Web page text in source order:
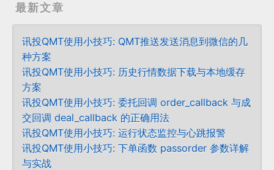
最新文章
讯投QMT使用小技巧: QMT推送发送消息到微信的几
种方案
讯投QMT使用小技巧: 历史行情数据下载与本地缓存
方案
讯投QMT使用小技巧: 委托回调 order_callback 与成
交回调 deal_callback 的正确用法
讯投QMT使用小技巧: 运行状态监控与心跳报警
讯投QMT使用小技巧: 下单函数 passorder 参数详解
与实战